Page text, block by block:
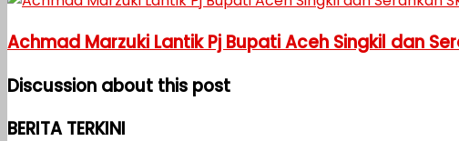
Achmad Marzuki Lantik Pj Bupati Aceh Singkil dan
Discussion about this post
BERITA TERKINI